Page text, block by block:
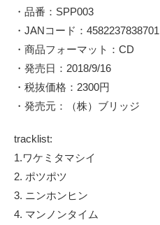
・品番：SPP003
・JANコード：4582237838701
・商品フォーマット：CD
・発売日：2018/9/16
・税抜価格：2300円
・発売元：（株）ブリッジ
tracklist:
1.ワケミタマシイ
2. ポツポツ
3. ニンホンヒン
4. マンノンタイム